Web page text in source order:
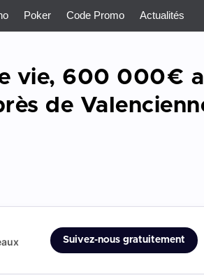
Poker Code Promo Actualités
vie, 600 000€
de
Suivez-nous gratuitement